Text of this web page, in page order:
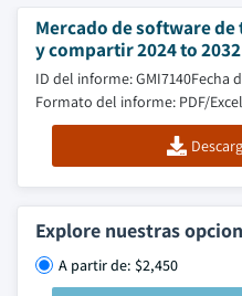
Mercado de software
y compartir 2024 to 2032
ID del informe: GMI7140Fecha
Formato del informe: PDF/
Explore nuestras
A partir de: $2,450